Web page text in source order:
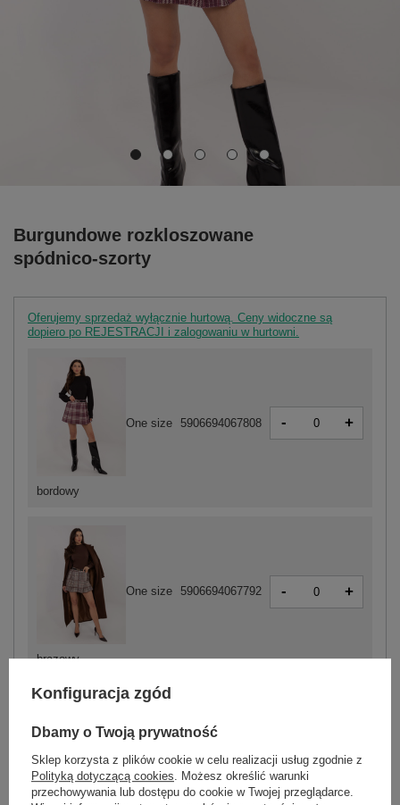
Burgundowe rozkloszowane
spódnico-szorty
Oferujemy sprzedaż wyłącznie hurtową. Ceny widoczne są
dopiero po REJESTRACJI i zalogowaniu w hurtowni.
brązowy
One size 5906694067792 - +
bordowy
One size 5906694067808 - +
ZALOGUJ SIĘ I ZOBACZ CENĘ
Masz pytanie? Chętnie pomożemy.
Zadzwoń+48 601 547 740 Zadaj pytanie
Konfiguracja zgód
Dbamy o Twoją prywatność
Sklep korzysta z plików cookie w celu realizacji usług zgodnie z
Polityką dotyczącą cookies. Możesz określić warunki
przechowywania lub dostępu do cookie w Twojej przeglądarce.